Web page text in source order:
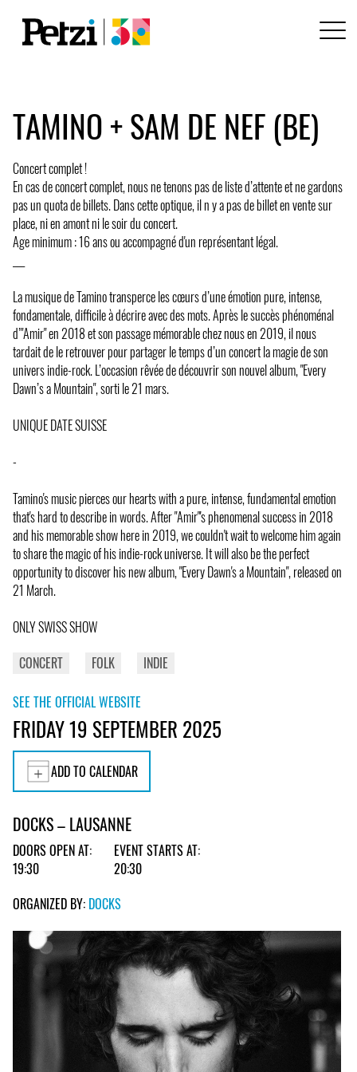
TAMINO + SAM DE NEF (BE)
Concert complet !
En cas de concert complet, nous ne tenons pas de liste d’attente et ne gardons
pas un quota de billets. Dans cette optique, il n y a pas de billet en vente sur
place, ni en amont ni le soir du concert.
Age minimum : 16 ans ou accompagné d'un représentant légal.
La musique de Tamino transperce les cœurs d’une émotion pure, intense,
fondamentale, difficile à décrire avec des mots. Après le succès phénoménal
d’"Amir" en 2018 et son passage mémorable chez nous en 2019, il nous
tardait de le retrouver pour partager le temps d’un concert la magie de son
univers indie-rock. L’occasion rêvée de découvrir son nouvel album, "Every
Dawn’s a Mountain", sorti le 21 mars.
UNIQUE DATE SUISSE
-
Tamino's music pierces our hearts with a pure, intense, fundamental emotion
that's hard to describe in words. After "Amir"'s phenomenal success in 2018
and his memorable show here in 2019, we couldn't wait to welcome him again
to share the magic of his indie-rock universe. It will also be the perfect
opportunity to discover his new album, "Every Dawn's a Mountain", released on
21 March.
ONLY SWISS SHOW
CONCERT
FOLK INDIE
SEE THE OFFICIAL WEBSITE
FRIDAY 19 SEPTEMBER 2025
ADD TO CALENDAR
DOCKS – LAUSANNE
DOORS OPEN AT:
19:30
EVENT STARTS AT:
20:30
ORGANIZED BY: DOCKS